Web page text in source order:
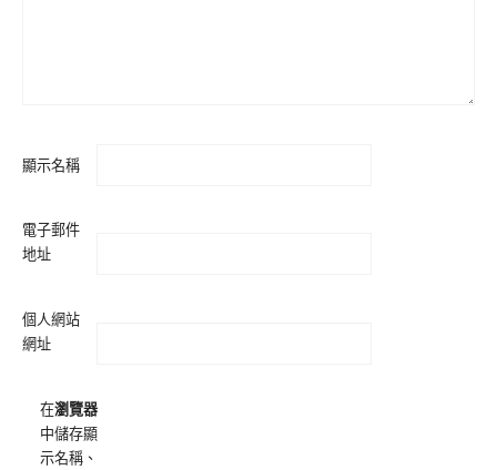
顯示名稱
電子郵件
地址
個人網站
網址
在瀏覽器
中儲存顯
示名稱、